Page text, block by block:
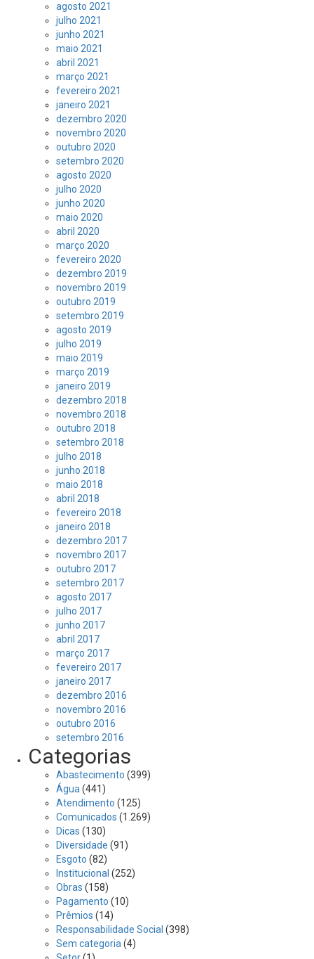
agosto 2021
julho 2021
junho 2021
maio 2021
abril 2021
março 2021
fevereiro 2021
janeiro 2021
dezembro 2020
novembro 2020
outubro 2020
setembro 2020
agosto 2020
julho 2020
junho 2020
maio 2020
abril 2020
março 2020
fevereiro 2020
dezembro 2019
novembro 2019
outubro 2019
setembro 2019
agosto 2019
julho 2019
maio 2019
março 2019
janeiro 2019
dezembro 2018
novembro 2018
outubro 2018
setembro 2018
julho 2018
junho 2018
maio 2018
abril 2018
fevereiro 2018
janeiro 2018
dezembro 2017
novembro 2017
outubro 2017
setembro 2017
agosto 2017
julho 2017
junho 2017
abril 2017
março 2017
fevereiro 2017
janeiro 2017
dezembro 2016
novembro 2016
outubro 2016
setembro 2016
Categorias
Abastecimento (399)
Água(441)
Atendimento (125)
Comunicados (1.269)
Dicas (130)
Diversidade (91)
Esgoto (82)
Institucional (252)
Obras (158)
Pagamento (10)
Prêmios (14)
Responsabilidade Social (398)
Sem categoria(4)